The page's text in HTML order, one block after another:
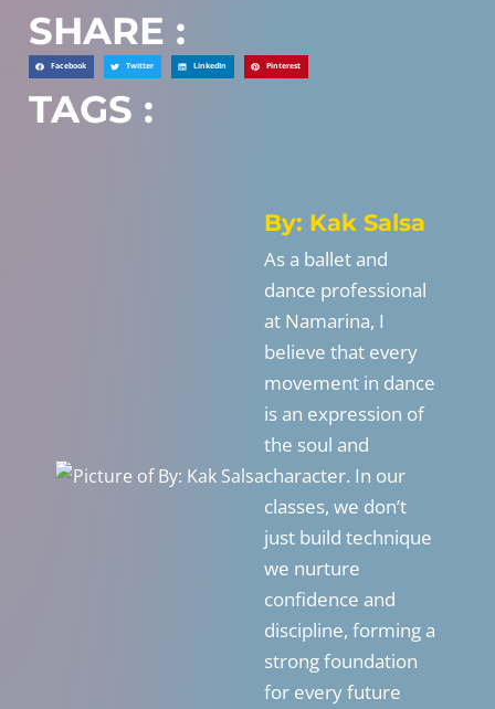
SHARE :
Facebook Twitter LinkedIn Pinterest
TAGS :
By: Kak Salsa
As a ballet and
dance professional
at Namarina, I
believe that every
movement in dance
is an expression of
the soul and
character. In our
classes, we don’t
just build technique
we nurture
confidence and
discipline, forming a
strong foundation
for every future